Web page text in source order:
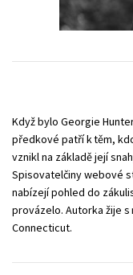
Young adult (SK)
Když bylo Georgie
předkové patří k těm,
vznikl na základě její
Spisovatelčiny webové
nabízejí pohled do
provázelo. Autorka žije
Connecticut.